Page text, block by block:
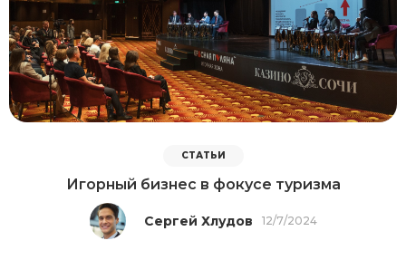
СТАТЬИ
Игорный бизнес в фокусе туризма
12/7/2024
Сергей Хлудов